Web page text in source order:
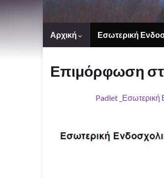
Αρχική Εσωτερική
Επιμόρφωση
Padlet